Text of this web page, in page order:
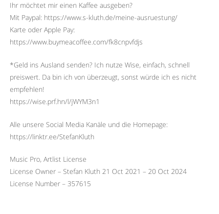
Ihr möchtet mir einen Kaffee ausgeben?
Mit Paypal: https://www.s-kluth.de/meine-ausruestung/
Karte oder Apple Pay:
https://www.buymeacoffee.com/fk8cnpvfdjs
*Geld ins Ausland senden? Ich nutze Wise, einfach, schnell
preiswert. Da bin ich von überzeugt, sonst würde ich es nicht
empfehlen!
https://wise.prf.hn/l/jWYM3n1
Alle unsere Social Media Kanäle und die Homepage:
https://linktr.ee/StefanKluth
Music Pro, Artlist License
License Owner – Stefan Kluth 21 Oct 2021 – 20 Oct 2024
License Number – 357615